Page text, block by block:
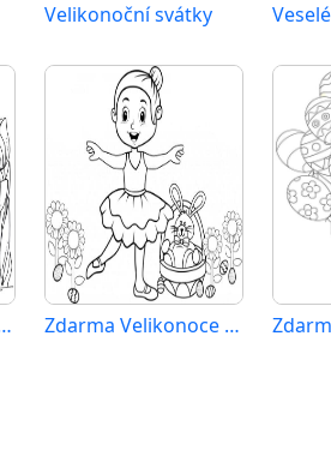
Velikonoční svátky
Obrázek Zdarma Velikonoce pro Malé Děti